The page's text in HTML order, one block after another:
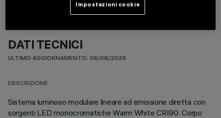
DATI TECNICI
ULTIMO AGGIORNAMENTO: 06/08/2026
DESCRIZIONE
Sistema luminoso modulare lineare ad emissione diretta con
sorgenti LED monocromatiche Warm White CRI90. Corpo
Impostazioni cookie